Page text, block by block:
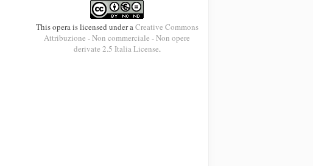
This opera is licensed under aCreative Commons
Attribuzione - Non commerciale - Non opere
derivate 2.5 Italia License.